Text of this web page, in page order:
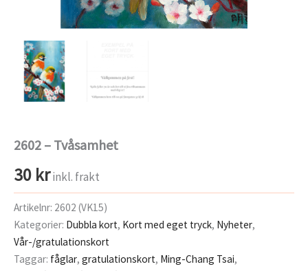
2602 – Tvåsamhet
30 krinkl. frakt
Artikelnr: 2602 (VK15)
Kategorier: Dubbla kort, Kort med eget tryck, Nyheter,
Vår-/gratulationskort
Taggar: fåglar, gratulationskort, Ming-Chang Tsai,